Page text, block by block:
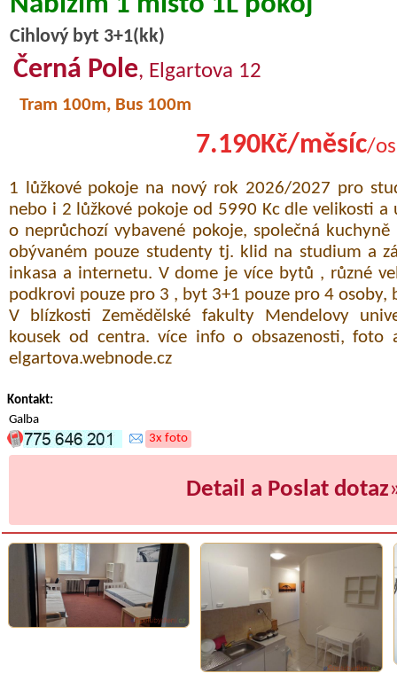
Cihlový byt 3+1(kk)
Černá Pole, Elgartova 12
Tram 100m, Bus 100m
7.190Kč/měsíc/
1 lůžkové pokoje na nový rok 2026/2027 pro
nebo i 2 lůžkové pokoje od 5990 Kc dle velikosti a
o neprůchozí vybavené pokoje, společná
obývaném pouze studenty tj. klid na studium a
inkasa a internetu. V dome je více bytů , různé
podkrovi pouze pro 3 , byt 3+1 pouze pro 4 osoby,
V blízkosti Zemědělské fakulty Mendelovy
kousek od centra. více info o obsazenosti,
elgartova.webnode.cz
Kontakt:
Galba
3x foto
Detail a Poslat dotaz